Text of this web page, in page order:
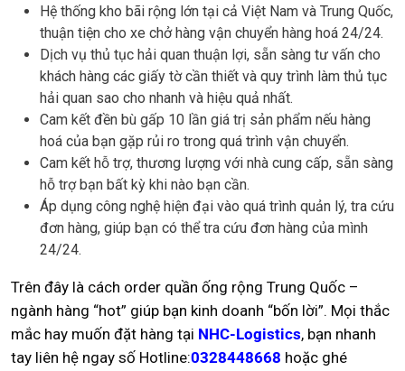
Hệ thống kho bãi rộng lớn tại cả Việt Nam và Trung Quốc,
thuận tiện cho xe chở hàng vận chuyển hàng hoá 24/24.
Dịch vụ thủ tục hải quan thuận lợi, sẵn sàng tư vấn cho
khách hàng các giấy tờ cần thiết và quy trình làm thủ tục
hải quan sao cho nhanh và hiệu quả nhất.
Cam kết đền bù gấp 10 lần giá trị sản phẩm nếu hàng
hoá của bạn gặp rủi ro trong quá trình vận chuyển.
Cam kết hỗ trợ, thương lượng với nhà cung cấp, sẵn sàng
hỗ trợ bạn bất kỳ khi nào bạn cần.
Áp dụng công nghệ hiện đại vào quá trình quản lý, tra cứu
đơn hàng, giúp bạn có thể tra cứu đơn hàng của mình
24/24.
Trên đây là cách order quần ống rộng Trung Quốc –
ngành hàng “hot” giúp bạn kinh doanh “bốn lời”. Mọi thắc
mắc hay muốn đặt hàng tại NHC-Logistics, bạn nhanh
tay liên hệ ngay số Hotline:0328448668 hoặc ghé